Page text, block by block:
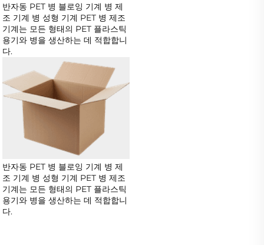
반자동 PET 병 블로잉 기계 병 제
조 기계 병 성형 기계 PET 병 제조
기계는 모든 형태의 PET 플라스틱
용기와 병을 생산하는 데 적합합니
다.
반자동 PET 병 블로잉 기계 병 제
조 기계 병 성형 기계 PET 병 제조
기계는 모든 형태의 PET 플라스틱
용기와 병을 생산하는 데 적합합니
다.